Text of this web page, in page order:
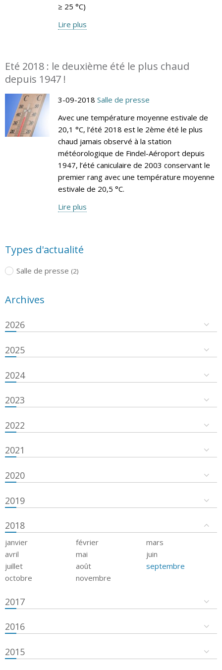
≥ 25 °C)
Lire plus
Eté 2018 : le deuxième été le plus chaud
depuis 1947 !
3-09-2018 Salle de presse
Avec une température moyenne estivale de
20,1 °C, l’été 2018 est le 2ème été le plus
chaud jamais observé à la station
météorologique de Findel-Aéroport depuis
1947, l’été caniculaire de 2003 conservant le
premier rang avec une température moyenne
estivale de 20,5 °C.
Lire plus
Types d'actualité
Salle de presse (2)
Archives
2026
2025
2024
2023
2022
2021
2020
2019
2018
janvier février
mars
avril
mai
juin
juillet
août
septembre
octobre
novembre
2017
2016
2015